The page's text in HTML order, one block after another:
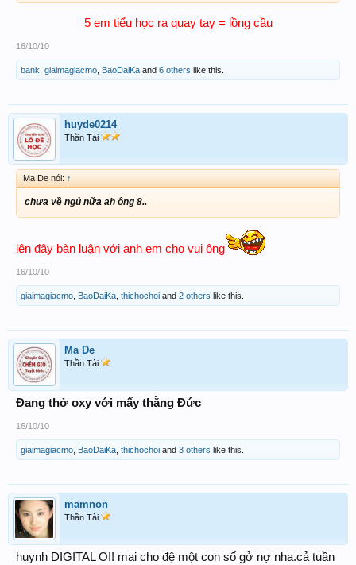
5 em tiểu học ra quay tay = lồng cầu
16/10/10
bank giaimagiacmo BaoDaiKa and 6 others like this.
huyde0214
Thần Tài
Ma De nói: ↑
chưa về ngủ nữa ah ông 8..
lên đây bàn luận với anh em cho vui ông
16/10/10
giaimagiacmo BaoDaiKa thichochoi and 2 others like this.
Ma De
Thần Tài
Đang thở oxy với mấy thằng Đức
16/10/10
giaimagiacmo BaoDaiKa thichochoi and 3 others like this.
mamnon
Thần Tài
huynh DIGITAL OI! mai cho đệ một con số gở nợ nha.cả tuần